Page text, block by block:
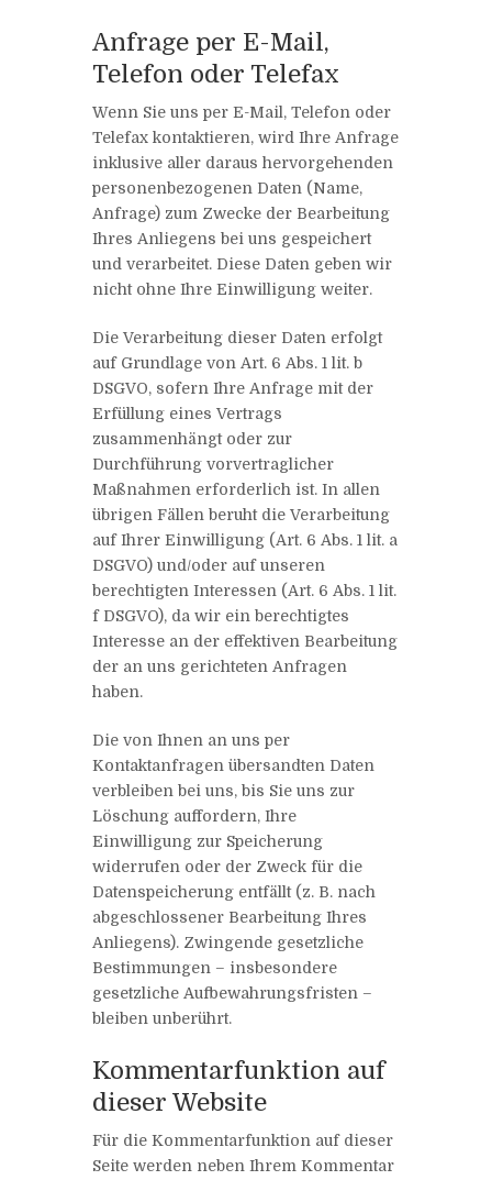
Anfrage per E-Mail,
Telefon oder Telefax
Wenn Sie uns per E-Mail, Telefon oder
Telefax kontaktieren, wird Ihre Anfrage
inklusive aller daraus hervorgehenden
personenbezogenen Daten (Name,
Anfrage) zum Zwecke der Bearbeitung
Ihres Anliegens bei uns gespeichert
und verarbeitet. Diese Daten geben wir
nicht ohne Ihre Einwilligung weiter.
Die Verarbeitung dieser Daten erfolgt
auf Grundlage von Art. 6 Abs. 1 lit. b
DSGVO, sofern Ihre Anfrage mit der
Erfüllung eines Vertrags
zusammenhängt oder zur
Durchführung vorvertraglicher
Maßnahmen erforderlich ist. In allen
übrigen Fällen beruht die Verarbeitung
auf Ihrer Einwilligung (Art. 6 Abs. 1 lit. a
DSGVO) und/oder auf unseren
berechtigten Interessen (Art. 6 Abs. 1 lit.
f DSGVO), da wir ein berechtigtes
Interesse an der effektiven Bearbeitung
der an uns gerichteten Anfragen
haben.
Die von Ihnen an uns per
Kontaktanfragen übersandten Daten
verbleiben bei uns, bis Sie uns zur
Löschung auffordern, Ihre
Einwilligung zur Speicherung
widerrufen oder der Zweck für die
Datenspeicherung entfällt (z. B. nach
abgeschlossener Bearbeitung Ihres
Anliegens). Zwingende gesetzliche
Bestimmungen – insbesondere
gesetzliche Aufbewahrungsfristen –
bleiben unberührt.
Kommentarfunktion auf
dieser Website
Für die Kommentarfunktion auf dieser
Seite werden neben Ihrem Kommentar